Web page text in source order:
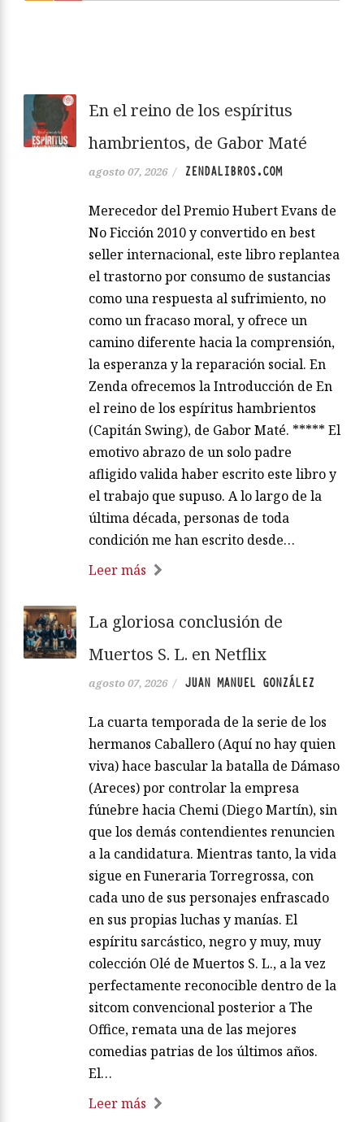
En el reino de los espíritus
hambrientos, de Gabor Maté
agosto 07, 2026 / ZENDALIBROS.COM
Merecedor del Premio Hubert Evans de
No Ficción 2010 y convertido en best
seller internacional, este libro replantea
el trastorno por consumo de sustancias
como una respuesta al sufrimiento, no
como un fracaso moral, y ofrece un
camino diferente hacia la comprensión,
la esperanza y la reparación social. En
Zenda ofrecemos la Introducción de En
el reino de los espíritus hambrientos
(Capitán Swing), de Gabor Maté. ***** El
emotivo abrazo de un solo padre
afligido valida haber escrito este libro y
el trabajo que supuso. A lo largo de la
última década, personas de toda
condición me han escrito desde…
Leer más
La gloriosa conclusión de
Muertos S. L. en Netflix
agosto 07, 2026 / JUAN MANUEL GONZÁLEZ
La cuarta temporada de la serie de los
hermanos Caballero (Aquí no hay quien
viva) hace bascular la batalla de Dámaso
(Areces) por controlar la empresa
fúnebre hacia Chemi (Diego Martín), sin
que los demás contendientes renuncien
a la candidatura. Mientras tanto, la vida
sigue en Funeraria Torregrossa, con
cada uno de sus personajes enfrascado
en sus propias luchas y manías. El
espíritu sarcástico, negro y muy, muy
colección Olé de Muertos S. L., a la vez
perfectamente reconocible dentro de la
sitcom convencional posterior a The
Office, remata una de las mejores
comedias patrias de los últimos años.
El…
Leer más